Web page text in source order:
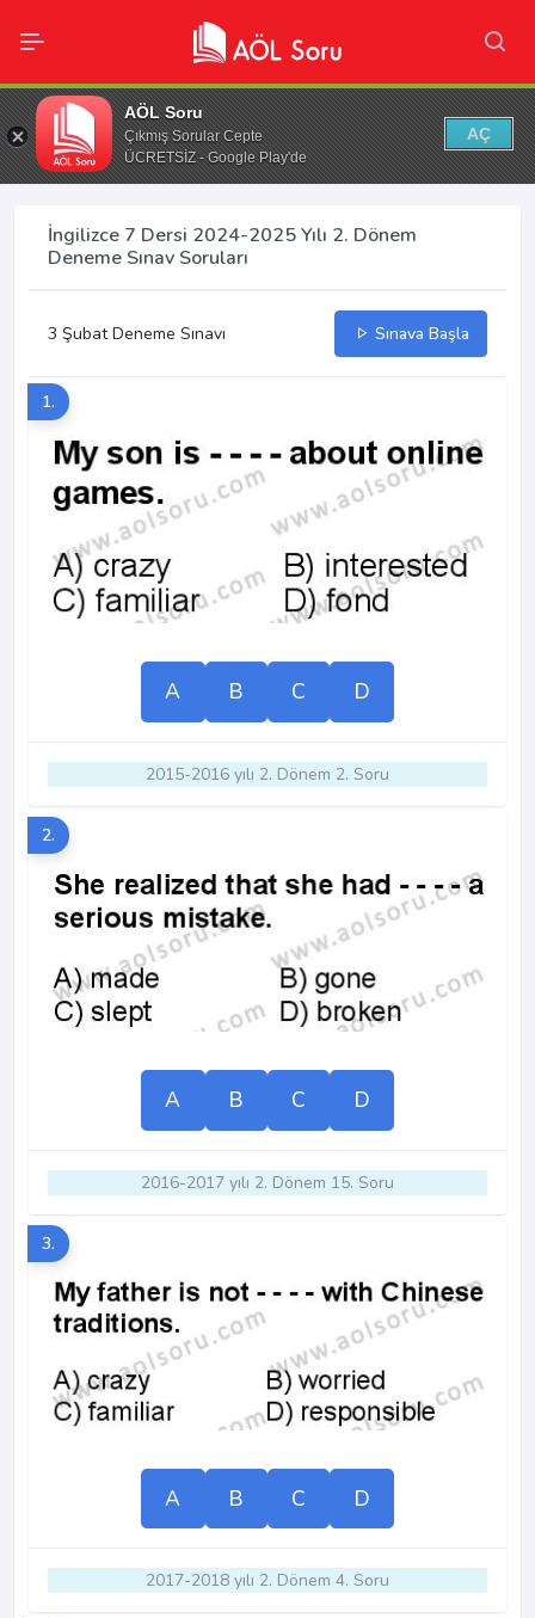
AÖL Soru
Çıkmış Sorular Cepte
ÜCRETSİZ - Google Play'de
AÇ
İngilizce 7 Dersi 2024-2025 Yılı 2. Dönem
Deneme Sınav Soruları
3 Şubat Deneme Sınavı Sınava Başla
1.
A B C D
2015-2016 yılı 2. Dönem 2. Soru
2.
A B C D
2016-2017 yılı 2. Dönem 15. Soru
3.
A B C D
2017-2018 yılı 2. Dönem 4. Soru